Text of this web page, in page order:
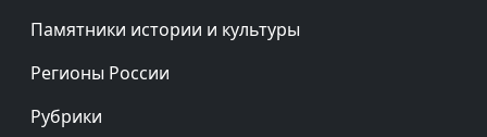
Памятники истории и культуры
Регионы России
Рубрики